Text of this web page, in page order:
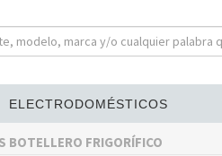
ELECTRODOMÉSTICOS
BOTELLERO FRIGORÍFICO